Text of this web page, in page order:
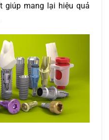
giúp mang lại hiệu quả